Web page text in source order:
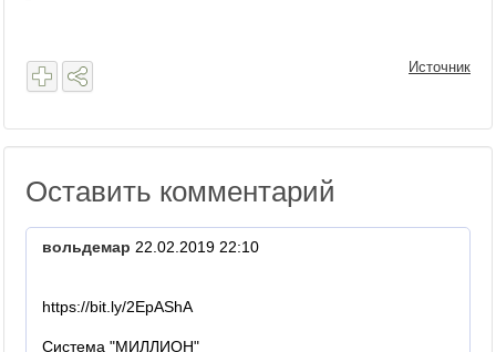
Источник
Оставить комментарий
вольдемар 22.02.2019 22:10
https://bit.ly/2EpAShA
Система "МИЛЛИОН"